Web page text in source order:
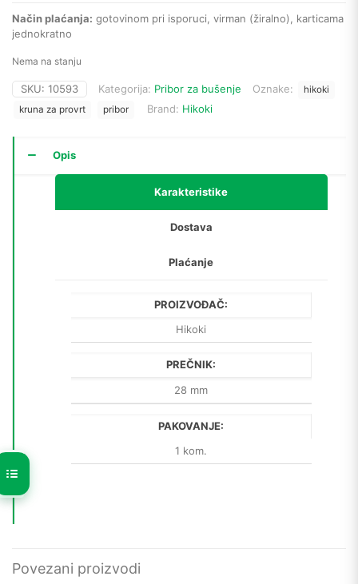
Način plaćanja: gotovinom pri isporuci, virman (žiralno), karticama
jednokratno
Nema na stanju
SKU: 10593 Kategorija: Pribor za bušenje Oznake:
hikoki
kruna za provrt
pribor Brand: Hikoki
Opis
Karakteristike
Dostava
Plaćanje
PROIZVOĐAČ:
Hikoki
PREČNIK:
28 mm
PAKOVANJE:
1 kom.
Povezani proizvodi